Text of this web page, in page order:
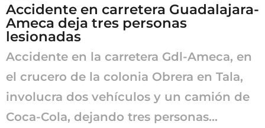
a
g
o
Accidente en carretera Guadalajara-
Ameca deja tres personas
lesionadas
Accidente en la carretera Gdl-Ameca, en
el crucero de la colonia Obrera en Tala,
involucra dos vehículos y un camión de
Coca-Cola, dejando tres personas...